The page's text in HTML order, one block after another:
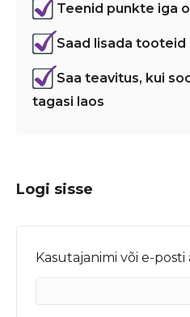
Teenid punkte iga
Saad lisada
Saa teavitus, kui
tagasi laos
Logi sisse
Kasutajanimi või e-posti